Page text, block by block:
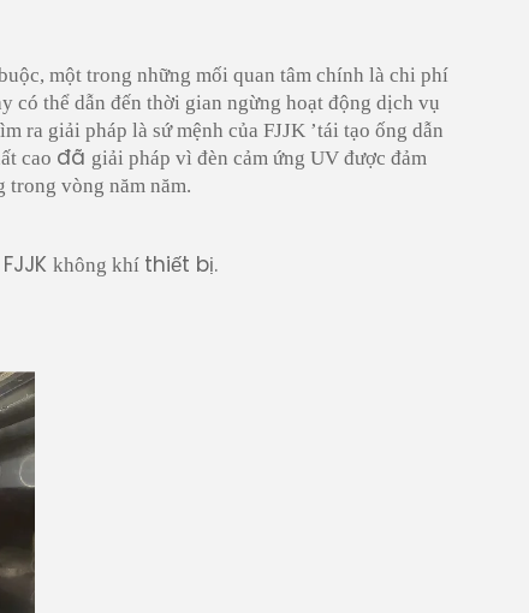
một trong những mối quan tâm chính là chi phí
có thể dẫn đến thời gian ngừng hoạt động dịch vụ
ra giải pháp là sứ mệnh của FJJK ’tái tạo ống dẫn
cao đã giải pháp vì đèn cảm ứng UV được đảm
trong vòng năm năm.
không khí thiết bị.